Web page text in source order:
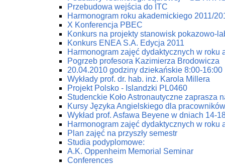
Przebudowa wejścia do ITC
Harmonogram roku akademickiego 2011/
X Konferencja PBEC
Konkurs na projekty stanowisk pokazowo-
Konkurs ENEA S.A. Edycja 2011
Harmonogram zajęć dydaktycznych w roku
Pogrzeb profesora Kazimierza Brodowicza
20.04.2010 godziny dziekańskie 8:00-16:00
Wykłady prof. dr. hab. inż. Karola Millera
Projekt Polsko - Islandzki PL0460
Studenckie Koło Astronautyczne zaprasza
Kursy Języka Angielskiego dla
Wykład prof. Asfawa Beyene w dniach 14-
Harmonogram zajęć dydaktycznych w roku
Plan zajęć na przyszły semestr
Studia podyplomowe:
A.K. Oppenheim Memorial Seminar
Conferences